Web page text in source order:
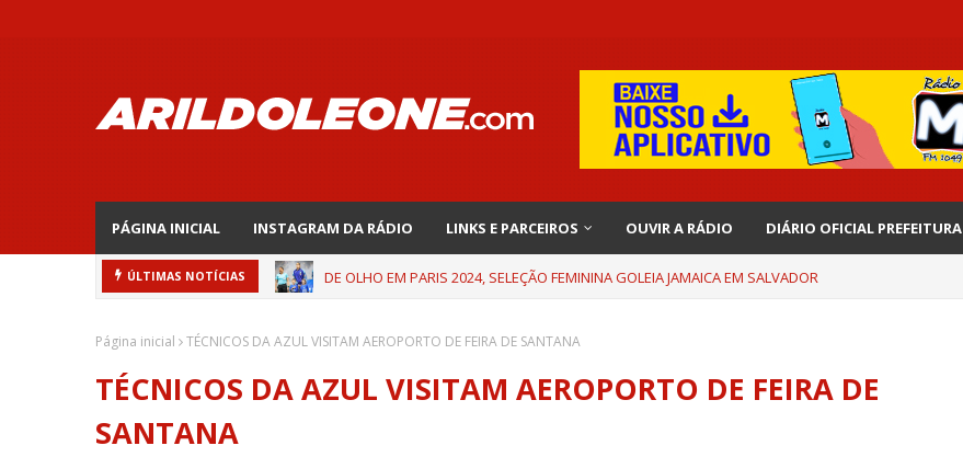
PÁGINA INICIAL INSTAGRAM DA RÁDIO LINKS E PARCEIROS OUVIR A RÁDIO DIÁRIO OFICIAL PREFEITURA
ÚLTIMAS NOTÍCIAS DE OLHO EM PARIS 2024, SELEÇÃO FEMININA GOLEIA JAMAICA EM SALVADOR
Página inicial TÉCNICOS DA AZUL VISITAM AEROPORTO DE FEIRA DE SANTANA
TÉCNICOS DA AZUL VISITAM AEROPORTO DE FEIRA DE
SANTANA